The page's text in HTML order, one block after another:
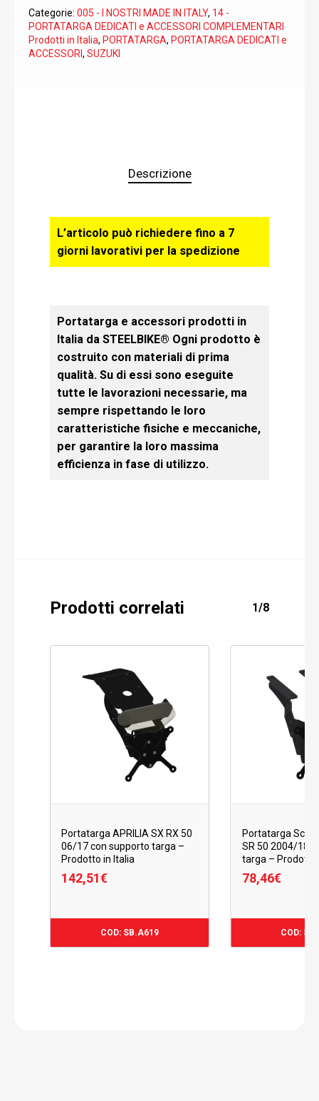
Categorie: 005 - I NOSTRI MADE IN ITALY, 14 -
PORTATARGA DEDICATI e ACCESSORI COMPLEMENTARI
Prodotti in Italia, PORTATARGA, PORTATARGA DEDICATI e
ACCESSORI, SUZUKI
Descrizione
L’articolo può richiedere fino a 7
giorni lavorativi per la spedizione
Portatarga e accessori prodotti in
Italia da STEELBIKE® Ogni prodotto è
costruito con materiali di prima
qualità. Su di essi sono eseguite
tutte le lavorazioni necessarie, ma
sempre rispettando le loro
caratteristiche fisiche e meccaniche,
per garantire la loro massima
efficienza in fase di utilizzo.
Prodotti correlati 1/8
Portatarga APRILIA SX RX 50
06/17 con supporto targa –
Prodotto in Italia
142,51€
COD: SB.A619
Portatarga
SR 50 2004/18
targa – Prodotto
78,46€
COD:
€